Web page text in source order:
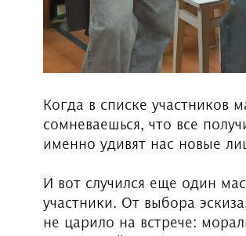
Когда в списке участников
сомневаешься, что все
именно удивят нас новые
И вот случился еще один
участники. От выбора
не царило на встрече: